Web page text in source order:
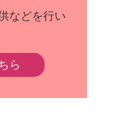
などを行い
ら